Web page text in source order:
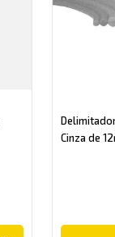
Cinza de